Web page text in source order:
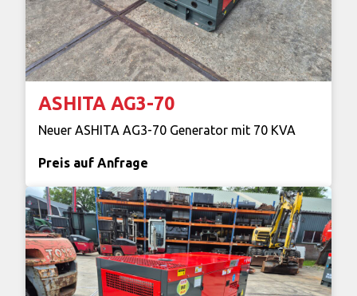
ASHITA AG3-70
Neuer ASHITA AG3-70 Generator mit 70 KVA
Preis auf Anfrage